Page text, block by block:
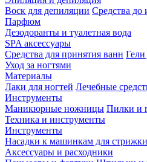
Воск для депиляции Средства до
Парфюм
Дезодоранты и туалетная вода
SPA аксессуары
Средства для принятия ванн
Уход за ногтями
Материалы
Лаки для ногтей Лечебные
Инструменты
Маникюрные ножницы Пилки и
Техника и инструменты
Инструменты
Насадки к машинкам для стрижки
Аксессуары и расходники